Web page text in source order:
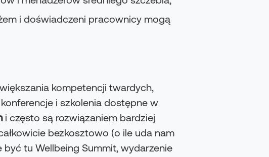
i doświadczeni pracownicy mogą
kompetencji twardych,
i szkolenia dostępne w
i często są rozwiązaniem bardziej
bezkosztowo (o ile uda nam
być tu Wellbeing Summit, wydarzenie